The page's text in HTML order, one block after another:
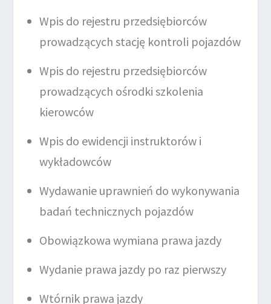
Wpis do rejestru przedsiębiorców
prowadzących stację kontroli pojazdów
Wpis do rejestru przedsiębiorców
prowadzących ośrodki szkolenia
kierowców
Wpis do ewidencji instruktorów i
wykładowców
Wydawanie uprawnień do wykonywania
badań technicznych pojazdów
Obowiązkowa wymiana prawa jazdy
Wydanie prawa jazdy po raz pierwszy
Wtórnik prawa jazdy